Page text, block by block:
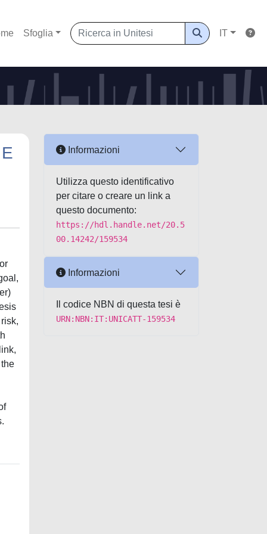
Sfoglia IT
Informazioni
Utilizza questo identificativo
per citare o creare un link a
questo documento:
https://hdl.handle.net/20.5
00.14242/159534
Informazioni
Il codice NBN di questa tesi è
URN:NBN:IT:UNICATT-159534